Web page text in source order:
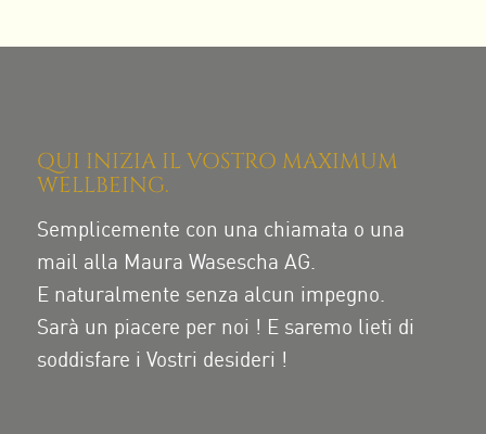
QUI INIZIA IL VOSTRO MAXIMUM
WELLBEING.
Semplicemente con una chiamata o una
mail alla Maura Wasescha AG.
E naturalmente senza alcun impegno.
Sarà un piacere per noi ! E saremo lieti di
soddisfare i Vostri desideri !